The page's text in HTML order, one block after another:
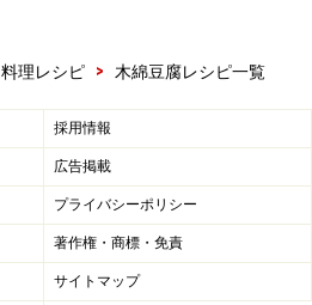
料理レシピ > 木綿豆腐レシピ一覧
採用情報
広告掲載
プライバシーポリシー
著作権・商標・免責
サイトマップ